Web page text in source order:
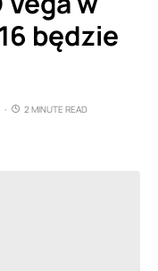
będzie
2 MINUTE READ